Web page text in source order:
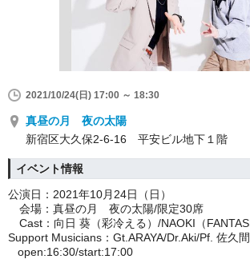
2021/10/24(日) 17:00 ～ 18:30
真昼の月 夜の太陽
新宿区大久保2-6-16 平安ビル地下１階
イベント情報
公演日： 2021年10月24日（日）
会場：真昼の月 夜の太陽/限定30席
Cast： 向日 葵（彩冷える）/NAOKI（
Support Musicians：Gt.ARAYA/Dr.Aki/Pf. 佐久
open:16:30/start:17:00